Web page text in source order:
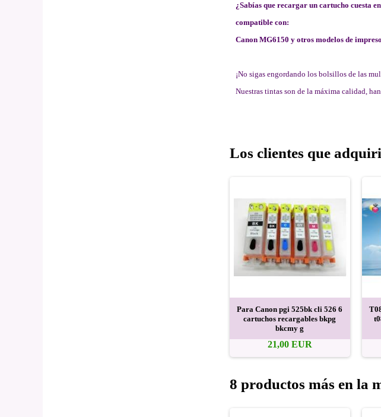
¿Sabías que recargar un cartucho cuesta
compatible con:
Canon MG6150 y otros modelos de
¡No sigas engordando los bolsillos de las
Nuestras tintas son de la máxima calidad,
Los clientes que
Para Canon pgi 525bk cli 526 6
cartuchos recargables bkpg
bkcmy g
21,00 EUR
8 productos más en la